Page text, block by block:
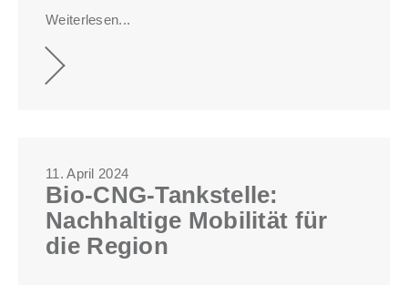
Weiterlesen...
11. April 2024
Bio-CNG-Tankstelle:
Nachhaltige Mobilität für
die Region